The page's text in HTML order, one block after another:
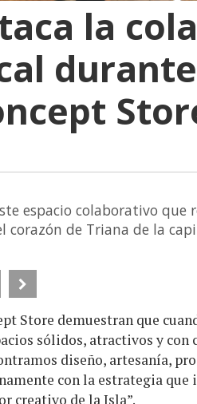
la
espacio colaborativo que
corazón de Triana de la
Store demuestran que
sólidos, atractivos y con
diseño, artesanía,
con la estrategia que
creativo de la Isla”.